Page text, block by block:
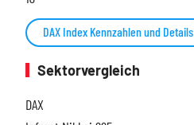
DAX Index Kennzahlen und Details
Sektorvergleich
DAX